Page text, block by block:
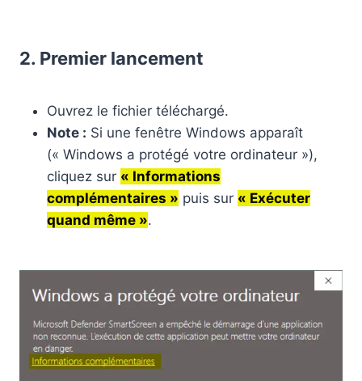
2. Premier lancement
Ouvrez le fichier téléchargé.
Note : Si une fenêtre Windows apparaît
(« Windows a protégé votre ordinateur »),
cliquez sur « Informations
complémentaires » puis sur « Exécuter
quand même ».